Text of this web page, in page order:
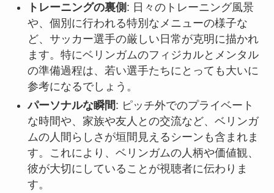
トレーニングの裏側 : 日々のトレーニング風景
や、個別に行われる特別なメニューの様子な
ど、サッカー選手の厳しい日常が克明に描かれ
ます。特にベリンガムのフィジカルとメンタル
の準備過程は、若い選手たちにとっても大いに
参考になるでしょう。
パーソナルな瞬間: ピッチ外でのプライベート
な時間や、家族や友人との交流など、ベリンガ
ムの人間らしさが垣間見えるシーンも含まれま
す。これにより、ベリンガムの人柄や価値観、
彼が大切にしていることが視聴者に伝わりま
す。